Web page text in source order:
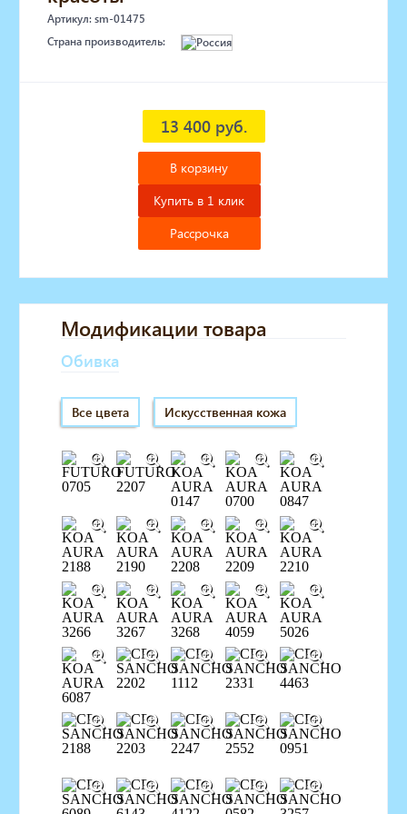
Артикул: sm-01475
Страна производитель:
13 400 руб.
В корзину
Купить в 1 клик
Рассрочка
Модификации товара
Обивка
Все цвета Искусственная кожа